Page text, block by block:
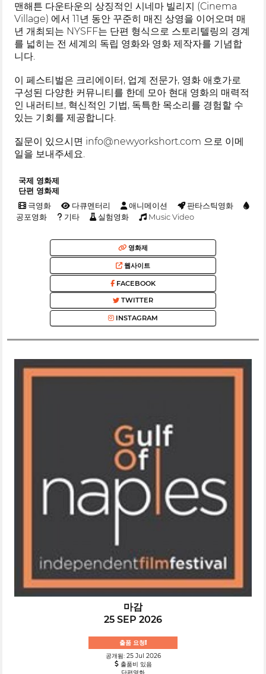
맨해튼 다운타운의 상징적인 시네마 빌리지 (Cinema
Village) 에서 11년 동안 꾸준히 매진 상영을 이어오며 매
년 개최되는 NYSFF는 단편 형식으로 스토리텔링의 경계
를 넓히는 전 세계의 독립 영화와 영화 제작자를 기념합
니다.
이 페스티벌은 크리에이터, 업계 전문가, 영화 애호가로
구성된 다양한 커뮤니티를 한데 모아 현대 영화의 매력적
인 내러티브, 혁신적인 기법, 독특한 목소리를 경험할 수
있는 기회를 제공합니다.
질문이 있으시면 info@newyorkshort.com 으로 이메
일을 보내주세요.
국제 영화제
단편 영화제
극영화 다큐멘터리 애니메이션
판타스틱영화
공포영화
기타 실험영화 Music Video
영화제
웹사이트
FACEBOOK
TWITTER
INSTAGRAM
마감
25 SEP 2026
출품 요청!
공개됨: 25 Jul 2026
출품비 있음